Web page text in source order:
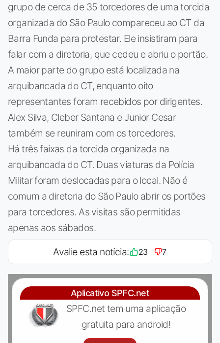
grupo de cerca de 35 torcedores de uma torcida
organizada do São Paulo compareceu ao CT da
Barra Funda para protestar. Ele insistiram para
falar com a diretoria, que cedeu e abriu o portão.
A maior parte do grupo está localizada na
arquibancada do CT, enquanto oito
representantes foram recebidos por dirigentes.
Alex Silva, Cleber Santana e Junior Cesar
também se reuniram com os torcedores.
Há três faixas da torcida organizada na
arquibancada do CT. Duas viaturas da Polícia
Militar foram deslocadas para o local. Não é
comum a diretoria do São Paulo abrir os portões
para torcedores. As visitas são permitidas
apenas aos sábados.
Avalie esta notícia: 23 7
Aplicativo SPFC.net
SPFC.net tem uma aplicação
gratuita para android!